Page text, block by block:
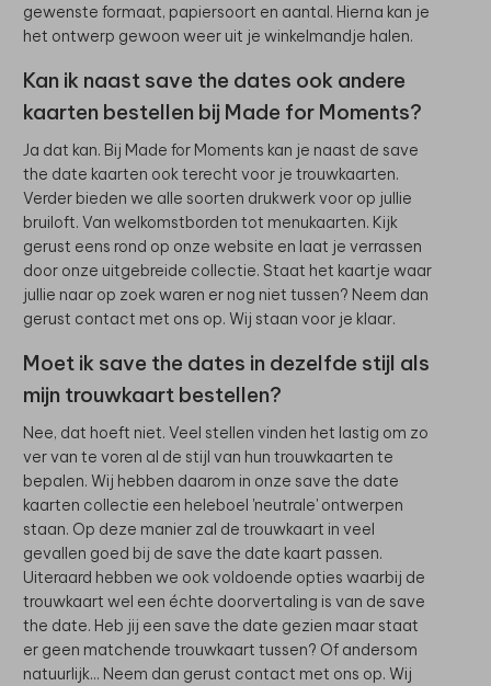
gewenste formaat, papiersoort en aantal. Hierna kan je
het ontwerp gewoon weer uit je winkelmandje halen.
Kan ik naast save the dates ook andere
kaarten bestellen bij Made for Moments?
Ja dat kan. Bij Made for Moments kan je naast de save
the date kaarten ook terecht voor je trouwkaarten.
Verder bieden we alle soorten drukwerk voor op jullie
bruiloft. Van welkomstborden tot menukaarten. Kijk
gerust eens rond op onze website en laat je verrassen
door onze uitgebreide collectie. Staat het kaartje waar
jullie naar op zoek waren er nog niet tussen? Neem dan
gerust contact met ons op. Wij staan voor je klaar.
Moet ik save the dates in dezelfde stijl als
mijn trouwkaart bestellen?
Nee, dat hoeft niet. Veel stellen vinden het lastig om zo
ver van te voren al de stijl van hun trouwkaarten te
bepalen. Wij hebben daarom in onze save the date
kaarten collectie een heleboel 'neutrale' ontwerpen
staan. Op deze manier zal de trouwkaart in veel
gevallen goed bij de save the date kaart passen.
Uiteraard hebben we ook voldoende opties waarbij de
trouwkaart wel een échte doorvertaling is van de save
the date. Heb jij een save the date gezien maar staat
er geen matchende trouwkaart tussen? Of andersom
natuurlijk... Neem dan gerust contact met ons op. Wij